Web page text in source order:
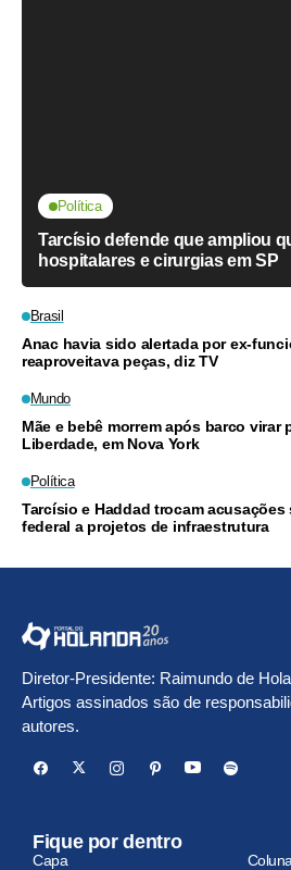
Política
Tarcísio defende que ampliou
hospitalares e cirurgias em SP
Brasil
Anac havia sido alertada por ex-
reaproveitava peças, diz TV
Mundo
Mãe e bebê morrem após barco virar
Liberdade, em Nova York
Política
Tarcísio e Haddad trocam
federal a projetos de infraestrutura
Diretor-Presidente: Raimundo de
Artigos assinados são de
autores.
Fique por dentro
Capa